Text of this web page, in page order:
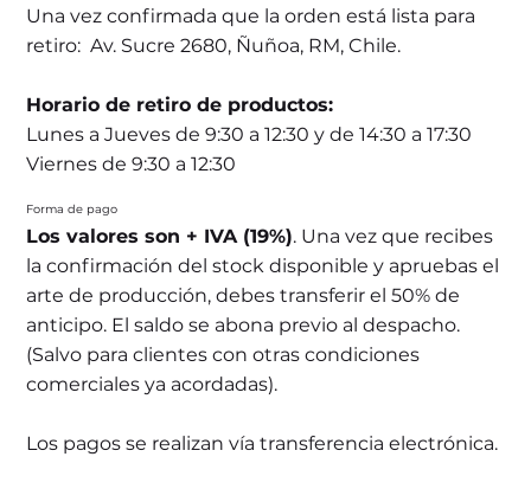
Una vez confirmada que la orden está lista para
retiro: Av. Sucre 2680, Ñuñoa, RM, Chile.
Horario de retiro de productos:
Lunes a Jueves de 9:30 a 12:30 y de 14:30 a 17:30
Viernes de 9:30 a 12:30
Forma de pago
Los valores son + IVA (19%). Una vez que recibes
la confirmación del stock disponible y apruebas el
arte de producción, debes transferir el 50% de
anticipo. El saldo se abona previo al despacho.
(Salvo para clientes con otras condiciones
comerciales ya acordadas).
Los pagos se realizan vía transferencia electrónica.